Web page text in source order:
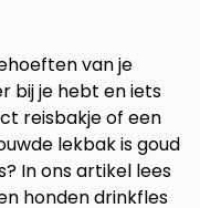
van je
bij je hebt en iets
reisbakje of een
lekbak is goud
In ons artikel lees
honden drinkfles